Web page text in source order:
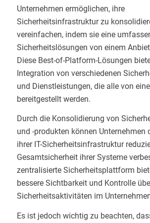
Unternehmen ermöglichen, ihre
Sicherheitsinfrastruktur zu
vereinfachen, indem sie eine
Sicherheitslösungen von einem
Diese Best-of-Platform-Lösungen
Integration von verschiedenen
und Dienstleistungen, die alle von
bereitgestellt werden.
Durch die Konsolidierung von
und -produkten können Unternehmen
ihrer IT-Sicherheitsinfrastruktur
Gesamtsicherheit ihrer Systeme
zentralisierte Sicherheitsplattform
bessere Sichtbarkeit und Kontrolle
Sicherheitsaktivitäten im
Es ist jedoch wichtig zu beachten,